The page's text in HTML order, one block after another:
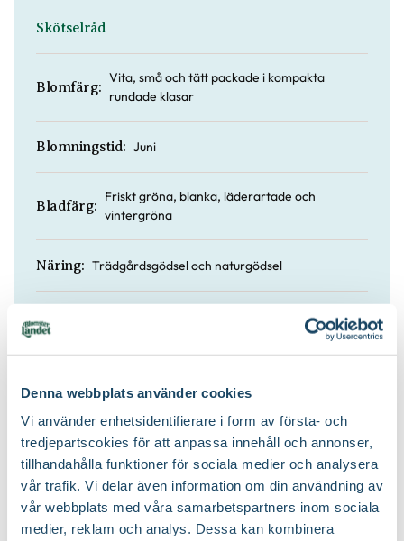
Denna webbplats använder cookies
Vi använder enhetsidentifierare i form av första- och
tredjepartscokies för att anpassa innehåll och annonser,
tillhandahålla funktioner för sociala medier och analysera
vår trafik. Vi delar även information om din användning av
vår webbplats med våra samarbetspartners inom sociala
medier, reklam och analys. Dessa kan kombinera
Skötselråd
Blomfärg:
Vita, små och tätt packade i kompakta
rundade klasar
Blomningstid: Juni
Bladfärg:
Friskt gröna, blanka, läderartade och
vintergröna
Näring: Trädgårdsgödsel och naturgödsel
Läge:
Doft: Nej
Vintergrön: Ja
Jordprodukter: Planteringsjord